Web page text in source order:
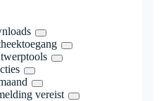
vereist